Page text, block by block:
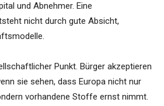
und Abnehmer. Eine
nicht durch gute Absicht,
Punkt. Bürger akzeptieren
sie sehen, dass Europa nicht nur
vorhandene Stoffe ernst nimmt.